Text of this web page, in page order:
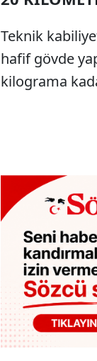
Teknik
hafif gövde
kilograma